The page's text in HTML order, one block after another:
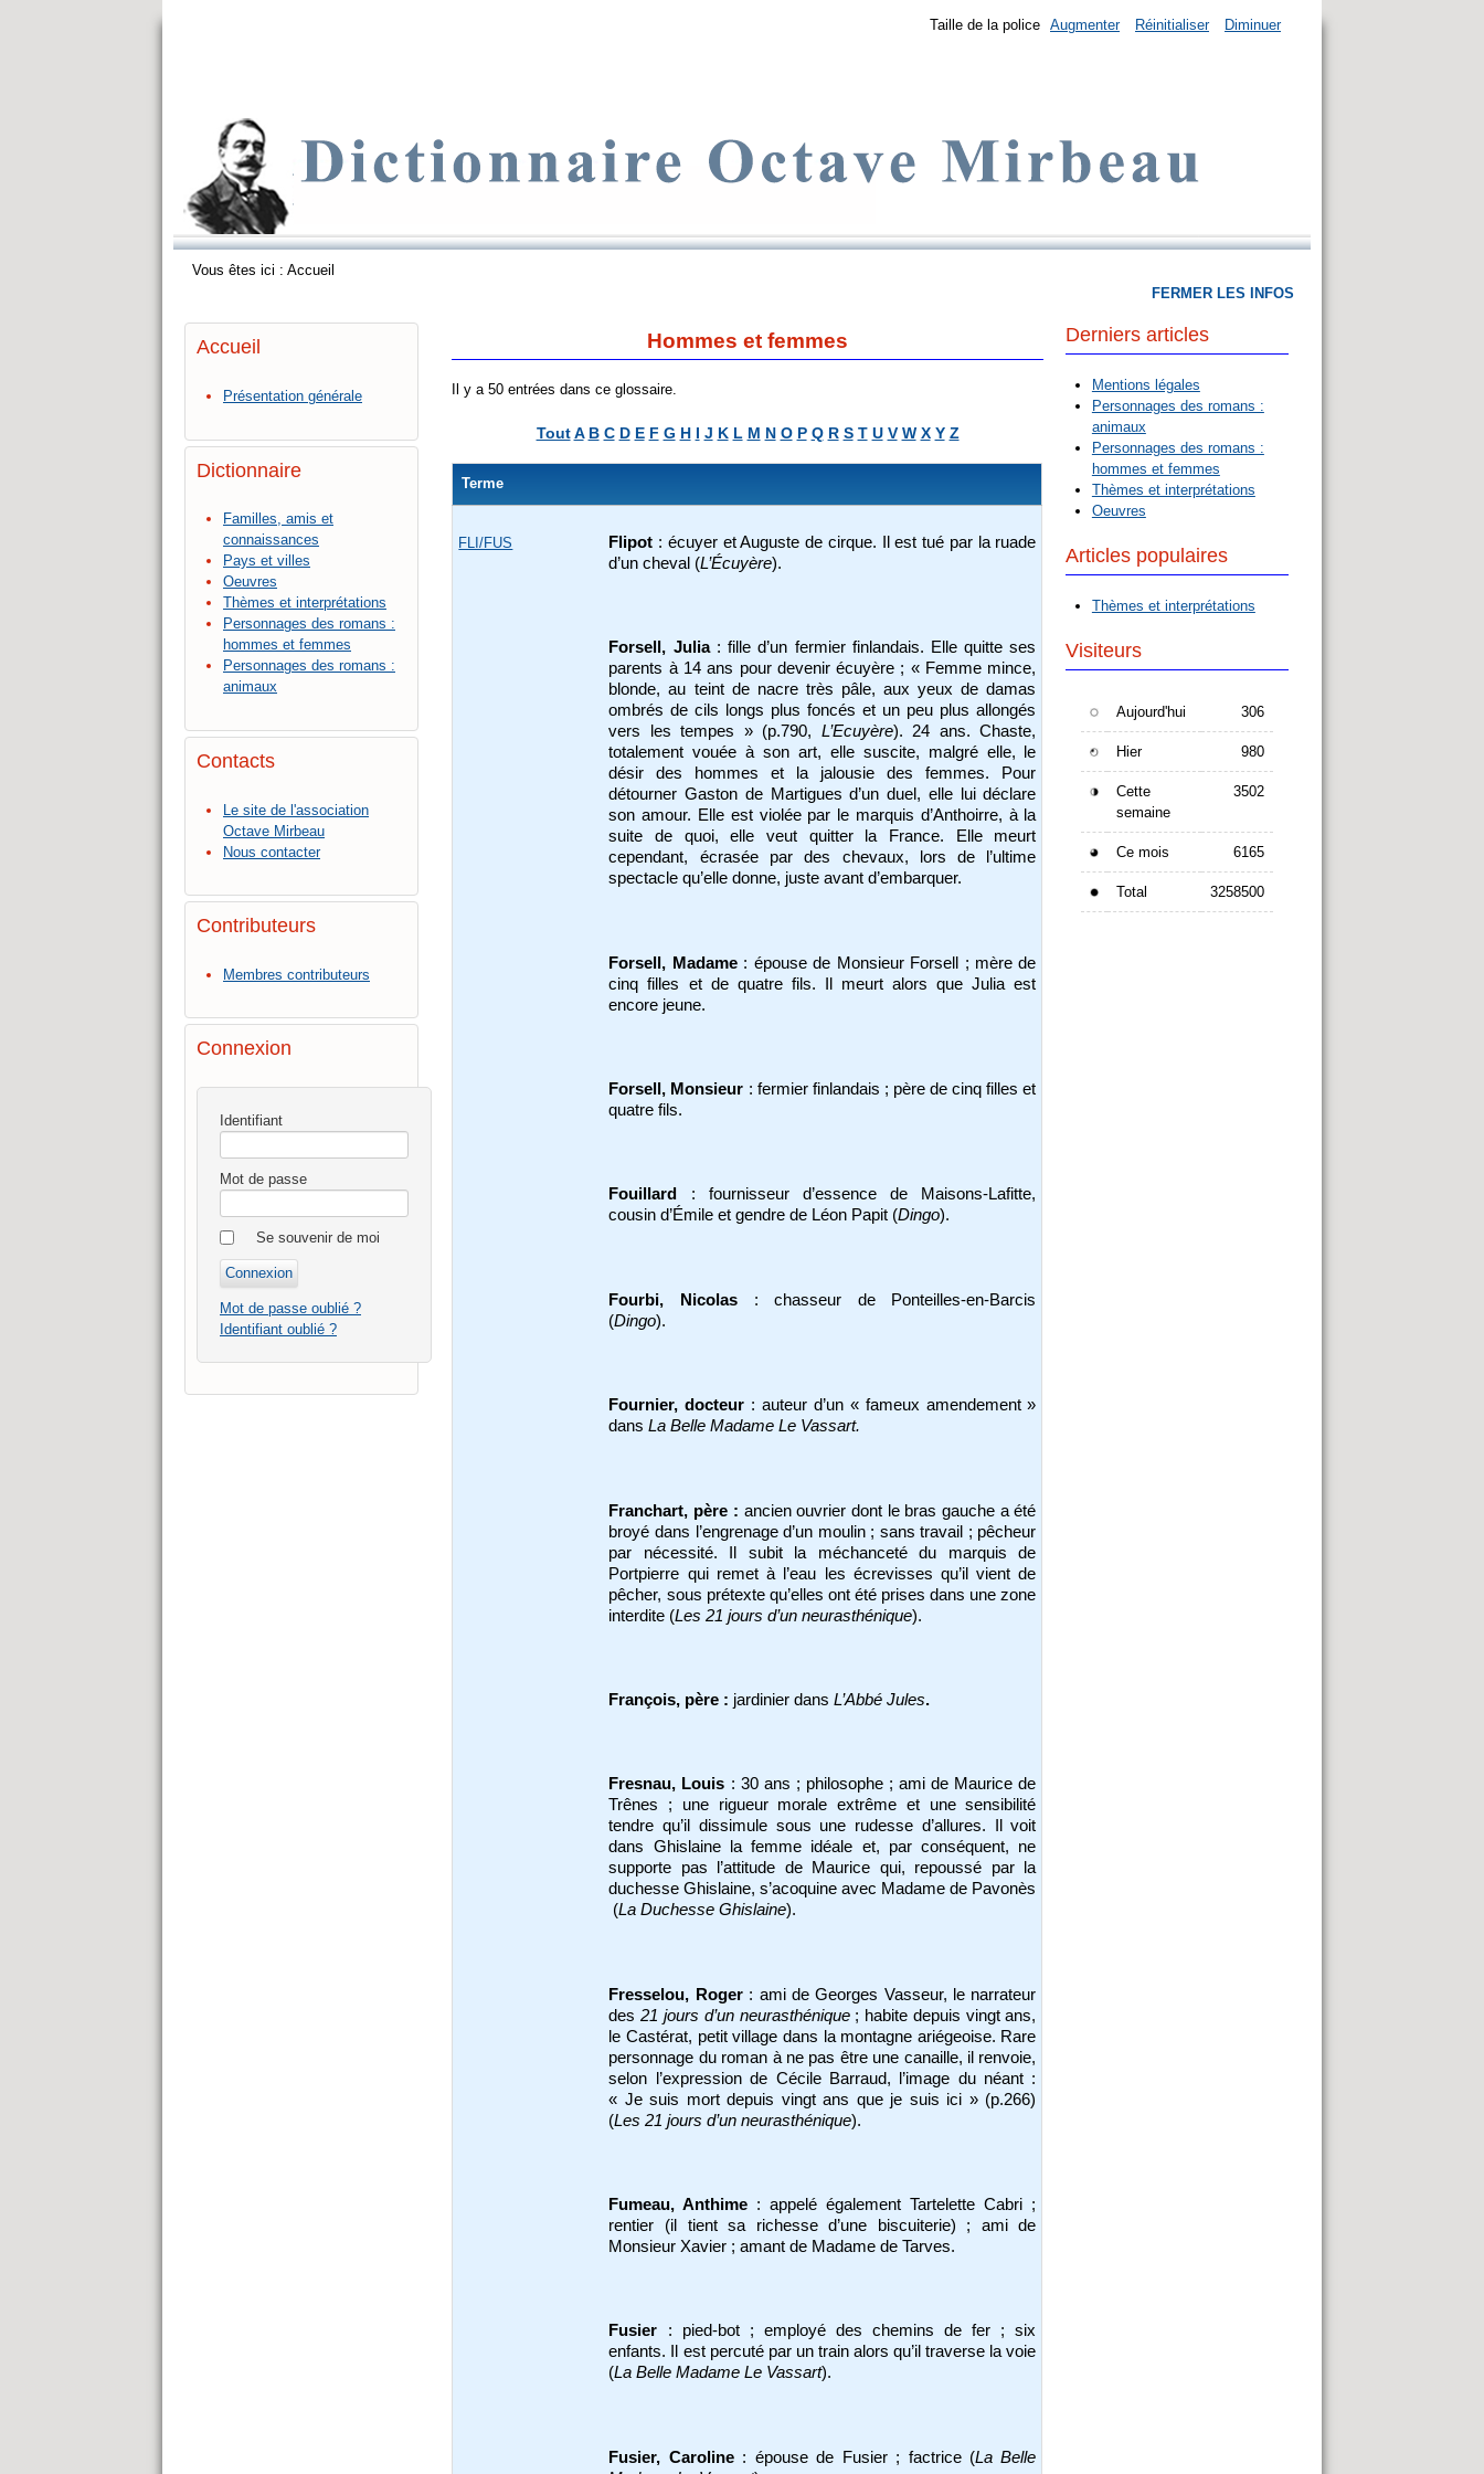
Taille de la police Augmenter Réinitialiser Diminuer
Vous êtes ici : Accueil
Accueil
Présentation générale
Dictionnaire
Familles, amis et
connaissances
Pays et villes
Oeuvres
Thèmes et interprétations
Personnages des romans :
hommes et femmes
Personnages des romans :
animaux
Contacts
Le site de l'association
Octave Mirbeau
Nous contacter
Contributeurs
Membres contributeurs
Connexion
Identifiant
Mot de passe
Se souvenir de moi
Mot de passe oublié ?
Identifiant oublié ?
Hommes et femmes
Il y a 50 entrées dans ce glossaire.
Tout A B C D E F G H I J K L M N O P Q R S T U V W X Y Z
Terme
FLI/FUS Flipot : écuyer et Auguste de cirque. Il est tué par la ruade
d’un cheval (L’Écuyère).
Forsell, Julia : fille d’un fermier finlandais. Elle quitte ses
parents à 14 ans pour devenir écuyère ; « Femme mince,
blonde, au teint de nacre très pâle, aux yeux de damas
ombrés de cils longs plus foncés et un peu plus allongés
vers les tempes » (p.790, L’Ecuyère). 24 ans. Chaste,
totalement vouée à son art, elle suscite, malgré elle, le
désir des hommes et la jalousie des femmes. Pour
détourner Gaston de Martigues d’un duel, elle lui déclare
son amour. Elle est violée par le marquis d’Anthoirre, à la
suite de quoi, elle veut quitter la France. Elle meurt
cependant, écrasée par des chevaux, lors de l’ultime
spectacle qu’elle donne, juste avant d’embarquer.
Forsell, Madame : épouse de Monsieur Forsell ; mère de
cinq filles et de quatre fils. Il meurt alors que Julia est
encore jeune.
Forsell, Monsieur : fermier finlandais ; père de cinq filles et
quatre fils.
Fouillard : fournisseur d’essence de Maisons-Lafitte,
cousin d’Émile et gendre de Léon Papit (Dingo).
Fourbi, Nicolas : chasseur de Ponteilles-en-Barcis
(Dingo).
Fournier, docteur : auteur d’un « fameux amendement »
dansLa Belle Madame Le Vassart.
Franchart, père : ancien ouvrier dont le bras gauche a été
broyé dans l’engrenage d’un moulin ; sans travail ; pêcheur
par nécessité. Il subit la méchanceté du marquis de
Portpierre qui remet à l’eau les écrevisses qu’il vient de
pêcher, sous prétexte qu’elles ont été prises dans une zone
interdite (Les 21 jours d’un neurasthénique).
François, père : jardinier dansL’Abbé Jules.
Fresnau, Louis : 30 ans ; philosophe ; ami de Maurice de
Trênes ; une rigueur morale extrême et une sensibilité
tendre qu’il dissimule sous une rudesse d’allures. Il voit
dans Ghislaine la femme idéale et, par conséquent, ne
supporte pas l’attitude de Maurice qui, repoussé par la
duchesse Ghislaine, s’acoquine avec Madame de Pavonès
(La Duchesse Ghislaine).
Fresselou, Roger: ami de Georges Vasseur, le narrateur
des21 jours d’un neurasthénique; habite depuis vingt ans,
le Castérat, petit village dans la montagne ariégeoise. Rare
personnage du roman à ne pas être une canaille, il renvoie,
selon l’expression de Cécile Barraud, l’image du néant :
« Je suis mort depuis vingt ans que je suis ici » (p.266)
(Les 21 jours d’un neurasthénique).
Fumeau, Anthime : appelé également Tartelette Cabri ;
rentier (il tient sa richesse d’une biscuiterie) ; ami de
Monsieur Xavier ; amant de Madame de Tarves.
Fusier : pied-bot ; employé des chemins de fer ; six
enfants. Il est percuté par un train alors qu’il traverse la voie
(La Belle Madame Le Vassart).
Fusier, Caroline: épouse de Fusier ; factrice (La Belle
FERMER LES INFOS
Derniers articles
Mentions légales
Personnages des romans :
animaux
Personnages des romans :
hommes et femmes
Thèmes et interprétations
Oeuvres
Articles populaires
Thèmes et interprétations
Visiteurs
Aujourd'hui 306
Hier 980
Cette
semaine
3502
Ce mois 6165
Total 3258500